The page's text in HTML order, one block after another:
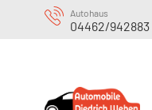
Autohaus
04462/942883